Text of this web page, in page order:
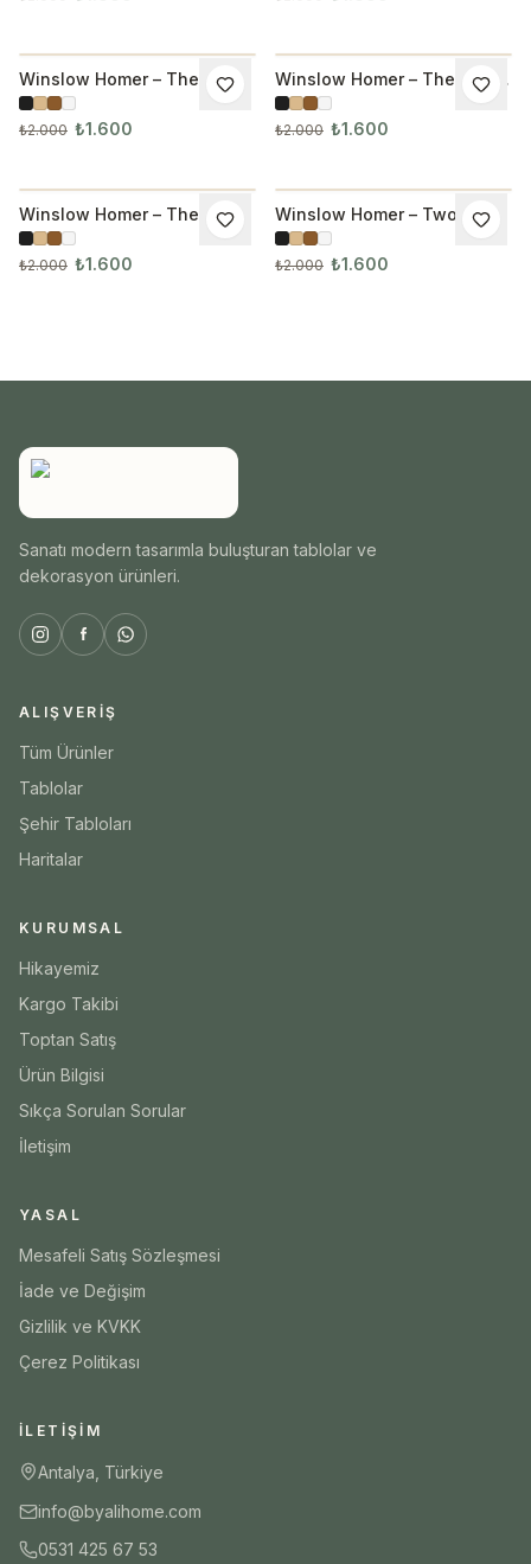
İNDIRIM
Winslow Homer – The
Dinner Horn Tablo
₺2.000 ₺1.600
İNDIRIM
Winslow Homer – The Milk
Maid Tablo
₺2.000 ₺1.600
İNDIRIM
Winslow Homer – The
Yellow Jacket Tablo
₺2.000 ₺1.600
İNDIRIM
Winslow Homer – Two
Masted Schooner Tablo
₺2.000 ₺1.600
Sanatı modern tasarımla buluşturan tablolar ve
dekorasyon ürünleri.
ALIŞVERIŞ
Tüm Ürünler
Tablolar
Şehir Tabloları
Haritalar
KURUMSAL
Hikayemiz
Kargo Takibi
Toptan Satış
Ürün Bilgisi
Sıkça Sorulan Sorular
İletişim
YASAL
Mesafeli Satış Sözleşmesi
İade ve Değişim
Gizlilik ve KVKK
Çerez Politikası
İLETIŞIM
Antalya, Türkiye
info@byalihome.com
0531 425 67 53